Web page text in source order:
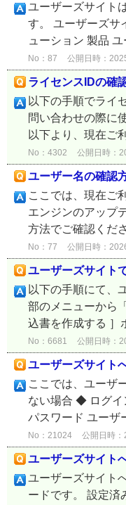
ユーザーズサイト
す。 ユーザーズサ
ューション 製品
No：87 公開日時：
ライセンスIDの確
以下の手順でライ
問い合わせの際に
以下より、現在ご
No：4302 公開日時：
ユーザー名の確認
ここでは、現在ご
エンジンのアップ
方法でご確認くだ
No：77 公開日時：
ユーザーズサイト
以下の手順にて、
部のメニューから
込書を作成する ］
No：6681 公開日時：
ユーザーズサイト
ここでは、ユーザ
ない場合 ◆ ログ
パスワード ユーザ
No：21024 公開日時
ユーザーズサイト
ユーザーズサイト
ードです。 設定済